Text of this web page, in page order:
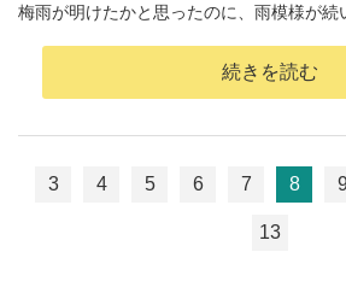
梅雨が明けたかと思ったのに、雨模様が続
続きを読む
3 4 5 6 7 8
13